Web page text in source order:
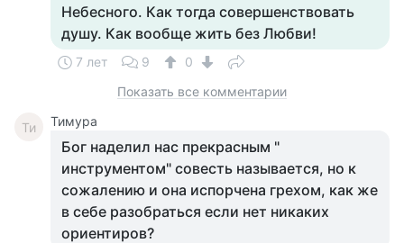
Небесного. Как тогда совершенствовать
душу. Как вообще жить без Любви!
7 лет 9
0
Показать все комментарии
Ти Тимура
Бог наделил нас прекрасным "
инструментом" совесть называется, но к
сожалению и она испорчена грехом, как же
в себе разобраться если нет никаких
ориентиров?